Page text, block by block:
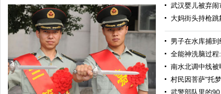
武汉婴儿被弃
大妈街头持枪跳
男子在水库捕
全能神洗脑过
南水北调中线
村民因菩萨"托
武警部队里的90